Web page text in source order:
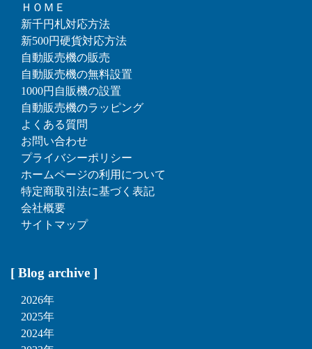
ＨＯＭＥ
新千円札対応方法
新500円硬貨対応方法
自動販売機の販売
自動販売機の無料設置
1000円自販機の設置
自動販売機のラッピング
よくある質問
お問い合わせ
プライバシーポリシー
ホームページの利用について
特定商取引法に基づく表記
会社概要
サイトマップ
[ Blog archive ]
2026年
2025年
2024年